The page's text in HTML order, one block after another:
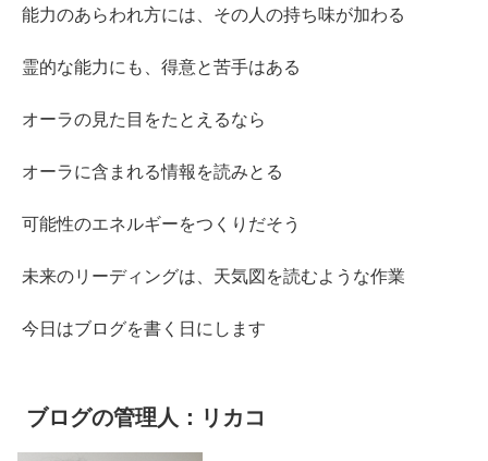
能力のあらわれ方には、その人の持ち味が加わる
霊的な能力にも、得意と苦手はある
オーラの見た目をたとえるなら
オーラに含まれる情報を読みとる
可能性のエネルギーをつくりだそう
未来のリーディングは、天気図を読むような作業
今日はブログを書く日にします
ブログの管理人：リカコ